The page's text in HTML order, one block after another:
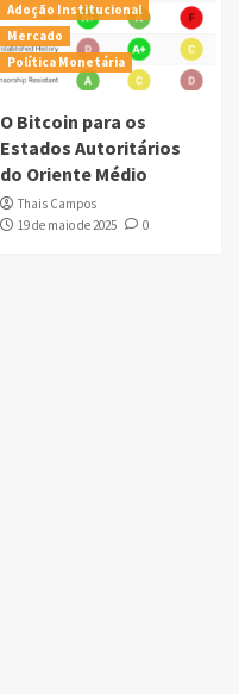
Adoção Institucional
Mercado
Política Monetária
O Bitcoin para os
Estados Autoritários
do Oriente Médio
Thais Campos
19 de maio de 2025
0